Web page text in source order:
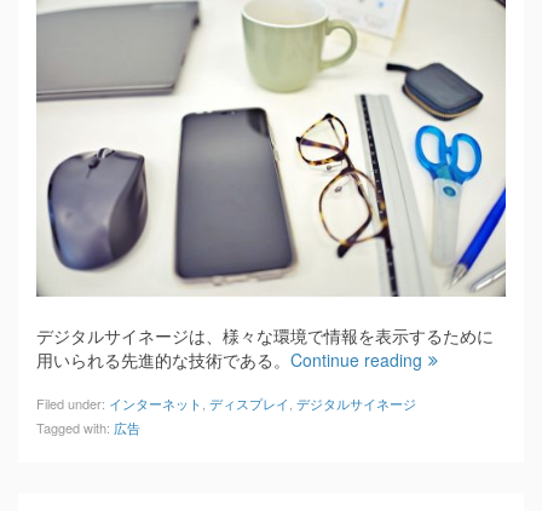
デジタルサイネージは、様々な環境で情報を表示するために
用いられる先進的な技術である。 Continue reading
Filed under: インターネット, ディスプレイ, デジタルサイネージ
Tagged with: 広告